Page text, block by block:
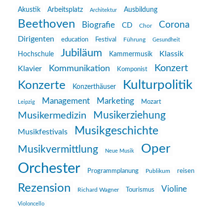
Akustik Arbeitsplatz Architektur Ausbildung
Beethoven Biografie CD Chor Corona
Dirigenten education Festival Führung Gesundheit
Hochschule Jubiläum Kammermusik
Klassik
Klavier
Kommunikation Komponist Konzert
Konzerte Konzerthäuser Kulturpolitik
Leipzig Management Marketing Mozart
Musikermedizin Musikerziehung
Musikfestivals Musikgeschichte
Musikvermittlung Neue Musik Oper
Orchester Programmplanung Publikum reisen
Rezension Richard Wagner Tourismus Violine
Violoncello